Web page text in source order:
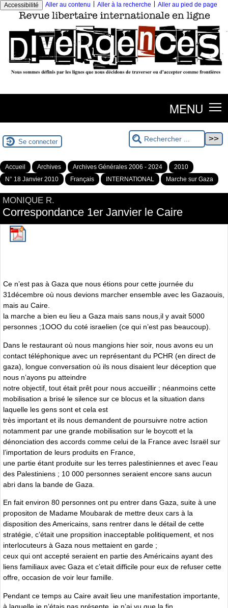
Accessibilité Aller au contenu Aller à la recherche Aller au pied de page
MENU
Se connecter
Accueil Archives Archives Générales 2006 - 2024
2010
N° 18 Janvier 2010
Français INTERNATIONAL Marche sur Gaza
MONIQUE R.
Correspondance 1er Janvier le Caire
Ce n’est pas à Gaza que nous étions pour cette journée du
31décembre où nous devions marcher ensemble avec les Gazaouis,
mais au Caire.
la marche a bien eu lieu a Gaza mais sans nous,il y avait 5000
personnes ;1OOO du coté israelien (ce qui n’est pas beaucoup).
Dans le restaurant où nous mangions hier soir, nous avons eu un
contact téléphonique avec un représentant du PCHR (en direct de
gaza), longue conversation où ils nous disaient leur déception que
nous n’ayons pu atteindre
notre objectif, tout était prêt pour nous accueillir ; néanmoins cette
mobilisation a brisé le silence sur ce blocus et la situation dans
laquelle les gens sont et cela est
très important et ils nous demandent de poursuivre notre action
notamment par une grande mobilisation sur le boycott et la
dénonciation des accords comme celui de la France avec Israël sur
l’importation de leurs produits en France,
une partie étant produite sur les terres palestiniennes et avec l’eau
des Palestiniens ; 10 000 personnes seraient encore sans aucun
abri dans la bande de Gaza.
En fait environ 80 personnes ont pu entrer dans Gaza, suite à une
propositon de Madame Moubarak de mettre deux cars à la
disposition des Americains, sans rentrer dans le détail de cette
stratégie, c’était une propsition inacceptable politiquement, et nos
interlocuteurs à Gaza nous mettaient en garde ;
ceux qui ont accepté seraient en partie des Américains ayant des
liens familiaux avec Gaza et c’etait difficile pour eux de refuser cette
offre, occasion de voir leur famille.
Pendant ce temps au Caire avait lieu une manifestation importante,
à laquelle je n’étais pas présente, je n’ai vu que la fin.